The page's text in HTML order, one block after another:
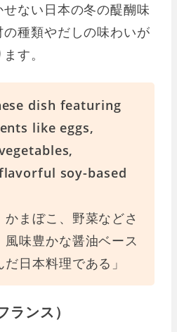
ない日本の冬の醍醐味
種類やだしの味わいが
す。
dish featuring
like eggs,
soy-based
かまぼこ、野菜などさ
風味豊かな醤油ベース
日本料理である」
ンス）